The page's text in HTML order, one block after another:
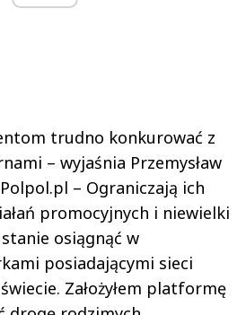
trudno konkurować z
– wyjaśnia Przemysław
– Ograniczają ich
promocyjnych i niewielki
osiągnąć w
posiadającymi sieci
Założyłem platformę